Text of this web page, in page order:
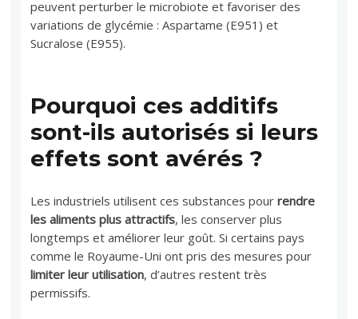
peuvent perturber le microbiote et favoriser des
variations de glycémie : Aspartame (E951) et
Sucralose (E955).
Pourquoi ces additifs
sont-ils autorisés si leurs
effets sont avérés ?
Les industriels utilisent ces substances pourrendre
les aliments plus attractifs, les conserver plus
longtemps et améliorer leur goût. Si certains pays
comme le Royaume-Uni ont pris des mesures pour
limiter leur utilisation, d’autres restent très
permissifs.